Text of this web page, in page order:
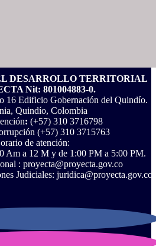
DESARROLLO TERRITORIAL
Nit: 801004883-0.
16 Edificio Gobernación del Quindío.
Quindío, Colombia
: (+57) 310 3716798
‪(+57) 310 3715763‬
de atención:
Am a 12 M y de 1:00 PM a 5:00 PM.
: proyecta@proyecta.gov.co
Judiciales: juridica@proyecta.gov.co